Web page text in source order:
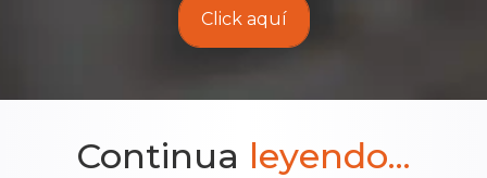
Click aquí
Continua leyendo...